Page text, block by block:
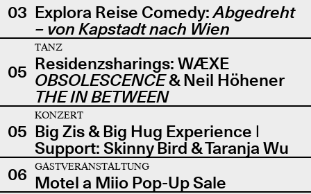
03 Explora Reise Comedy:Abgedreht
– von Kapstadt nach Wien
05
TANZ
Residenzsharings: WÆXE
OBSOLESCENCE& Neil Höhener
THE IN BETWEEN
05
KONZERT
Big Zis & Big Hug Experience |
Support: Skinny Bird & Taranja Wu
06
GASTVERANSTALTUNG
Motel a Miio Pop-Up Sale